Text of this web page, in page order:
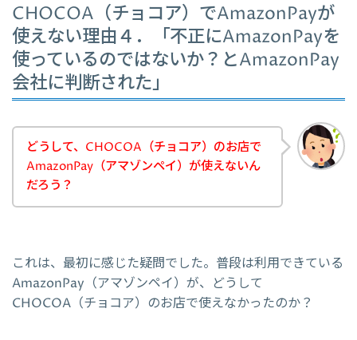
CHOCOA（チョコア）でAmazonPayが
使えない理由４．「不正にAmazonPayを
使っているのではないか？とAmazonPay
会社に判断された」
どうして、CHOCOA（チョコア）のお店で
AmazonPay（アマゾンペイ）が使えないん
だろう？
これは、最初に感じた疑問でした。普段は利用できている
AmazonPay（アマゾンペイ）が、どうして
CHOCOA（チョコア）のお店で使えなかったのか？